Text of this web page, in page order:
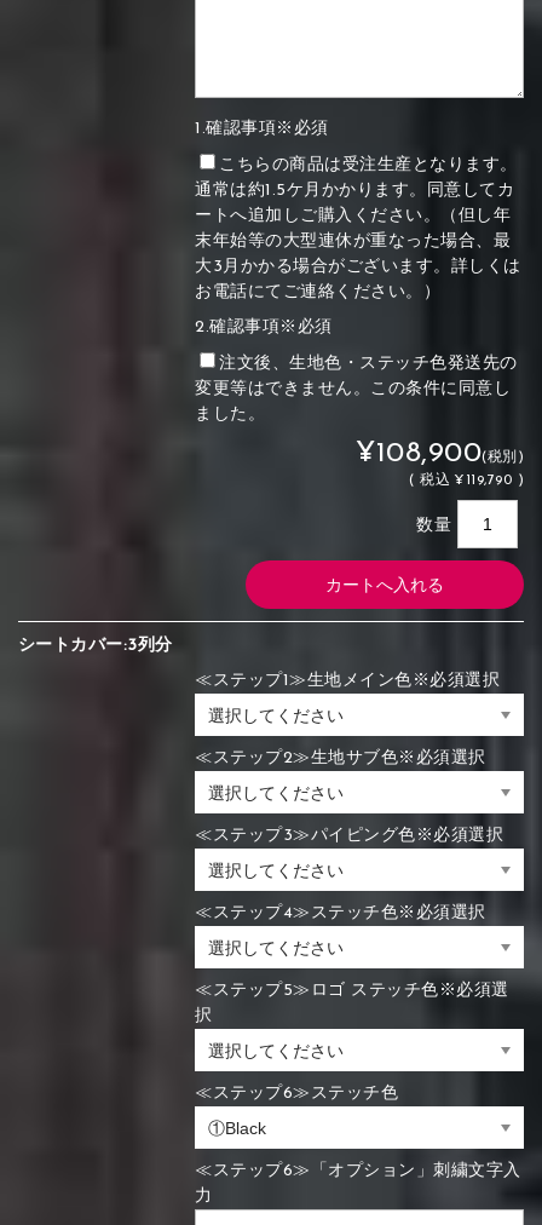
1.確認事項※必須
こちらの商品は受注生産となります。
通常は約1.5ケ月かかります。同意してカ
ートへ追加しご購入ください。（但し年
末年始等の大型連休が重なった場合、最
大3月かかる場合がございます。詳しくは
お電話にてご連絡ください。）
2.確認事項※必須
注文後、生地色・ステッチ色発送先の
変更等はできません。この条件に同意し
ました。
¥108,900(税別)
(税込 ¥119,790 )
数量
シートカバー:3列分
≪ステップ1≫生地メイン色※必須選択
≪ステップ2≫生地サブ色※必須選択
≪ステップ3≫パイピング色※必須選択
≪ステップ4≫ステッチ色※必須選択
≪ステップ5≫ロゴ ステッチ色※必須選
択
≪ステップ6≫ステッチ色
≪ステップ6≫「オプション」刺繍文字入
力